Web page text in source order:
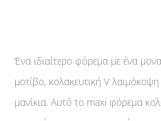
Ένα ιδιαίτερο φόρεμα με ένα
μοτίβο, κολακευτική V
μανίκια. Αυτό το maxi φόρεμα